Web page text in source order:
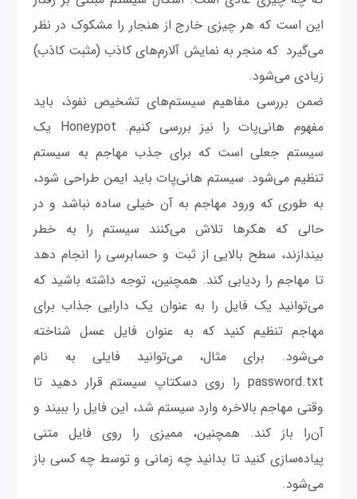
این است که هر چیزی خارج از هنجار را مشکوک در نظر
می‌گیرد که منجر به نمایش آلارم‌های کاذب (مثبت کاذب)
زیادی می‌شود.
ضمن بررسی مفاهیم سیستم‌های تشخیص نفوذ، باید
مفهوم هانی‌پات را نیز بررسی کنیم. Honeypot یک
سیستم جعلی است که برای جذب مهاجم به سیستم
تنظیم می‌شود. سیستم هانی‌پات باید ایمن طراحی شود،
به طوری که ورود مهاجم به آن خیلی ساده نباشد و در
حالی که هکرها تلاش می‌کنند سیستم را به خطر
بیندازند، سطح بالایی از ثبت و حسابرسی را انجام دهد
تا مهاجم را ردیابی کند. همچنین، توجه داشته باشید که
می‌توانید یک فایل را به عنوان یک دارایی جذاب برای
مهاجم تنظیم کنید که به عنوان فایل عسل شناخته
می‌شود. برای مثال، می‌توانید فایلی به نام
password.txt را روی دسکتاپ سیستم قرار دهید تا
وقتی مهاجم بالاخره وارد سیستم شد، این فایل را ببیند و
آن‌را باز کند. همچنین، ممیزی را روی فایل متنی
پیاده‌سازی کنید تا بدانید چه زمانی و توسط چه کسی باز
می‌شود.